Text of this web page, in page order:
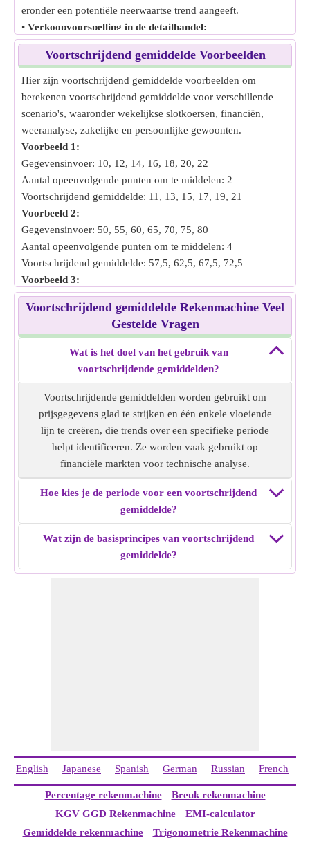
eronder een potentiële neerwaartse trend aangeeft.
• Verkoopvoorspelling in de detailhandel:
Detailhandelaren gebruiken MA om verkooptrends te
voorspellen door historische verkoopgegevens te analyseren.
Een 3-maands MA kan bijvoorbeeld helpen bij het
identificeren van seizoensgebonden patronen, zoals
verhoogde verkopen tijdens feestdagen of zomermaanden,
wat helpt bij voorraadbeheer en marketingstrategieën.
•Weersvoorspelling:
Meteorologen gebruiken MA om weerpatronen te
voorspellen. Door dagelijkse temperatuurschommelingen te
analyseren met een voortschrijdend gemiddelde, kunnen ze
langetermijntrends identificeren, zoals opwarmingstrends
over meerdere weken, wat cruciaal kan zijn voor
weersvoorspellingen en klimaatstudies.
•Verkeersanalyse in transport:
Transportbedrijven gebruiken MA om de verkeersstroom in
de loop van de tijd te analyseren. Door het gemiddelde te
nemen van dagelijkse verkeersvolumes over een specifieke
periode, zoals een maand of kwartaal, kunnen ze
dienovereenkomstig infrastructuurverbeteringen of
verkeersbeheerstrategieën plannen.
Energieverbruiksmonitoring:
Energiebedrijven gebruiken MA om
energieverbruikspatronen te monitoren. Door een
voortschrijdend gemiddelde van het dagelijkse of
maandelijkse energieverbruik te berekenen, kunnen ze trends
en resourceplanning optimaliseren.
Voortschrijdend gemiddelde Voorbeelden
Hier zijn voortschrijdend gemiddelde voorbeelden om
berekenen voortschrijdend gemiddelde voor verschillende
scenario's, waaronder wekelijkse slotkoersen, financiën,
weeranalyse, zakelijke en persoonlijke gewoonten.
Voorbeeld 1:
Gegevensinvoer: 10, 12, 14, 16, 18, 20, 22
Aantal opeenvolgende punten om te middelen: 2
Voortschrijdend gemiddelde: 11, 13, 15, 17, 19, 21
Voorbeeld 2:
Gegevensinvoer: 50, 55, 60, 65, 70, 75, 80
Aantal opeenvolgende punten om te middelen: 4
Voortschrijdend gemiddelde: 57,5, 62,5, 67,5, 72,5
Voorbeeld 3:
Gegevensinvoer: 5, 8, 11, 14, 17, 20, 23
Aantal opeenvolgende punten om te middelen: 3
Voortschrijdend gemiddelde: 8, 11, 14, 17, 20
Gegevensinvoer: 100, 120, 140, 160, 180, 200, 220
Voortschrijdend gemiddelde: 140, 160, 180
Voorbeeld 5:
Gegevensinvoer: 1, 3, 5, 7, 9, 11, 13
Aantal opeenvolgende punten om te middelen: 3
Voortschrijdend gemiddelde: 3, 5, 7, 9, 11
Voortschrijdend gemiddelde Rekenmachine Veel
Gestelde Vragen
Wat is het doel van het gebruik van
voortschrijdende gemiddelden?
Voortschrijdende gemiddelden worden gebruikt om
prijsgegevens glad te strijken en één enkele vloeiende
lijn te creëren, die trends over een specifieke periode
helpt identificeren. Ze worden vaak gebruikt op
financiële markten voor technische analyse.
Hoe kies je de periode voor een voortschrijdend
gemiddelde?
Wat zijn de basisprincipes van voortschrijdend
gemiddelde?
English Japanese Spanish German Russian French
Percentage rekenmachine
Breuk rekenmachine
KGV GGD Rekenmachine
EMI-calculator
Gemiddelde rekenmachine
Trigonometrie Rekenmachine